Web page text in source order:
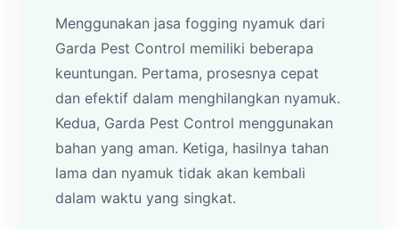
Menggunakan jasa fogging nyamuk dari
Garda Pest Control memiliki beberapa
keuntungan. Pertama, prosesnya cepat
dan efektif dalam menghilangkan nyamuk.
Kedua, Garda Pest Control menggunakan
bahan yang aman. Ketiga, hasilnya tahan
lama dan nyamuk tidak akan kembali
dalam waktu yang singkat.